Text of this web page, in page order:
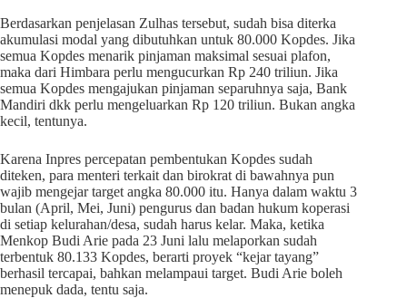
Berdasarkan penjelasan Zulhas tersebut, sudah bisa diterka
akumulasi modal yang dibutuhkan untuk 80.000 Kopdes. Jika
semua Kopdes menarik pinjaman maksimal sesuai plafon,
maka dari Himbara perlu mengucurkan Rp 240 triliun. Jika
semua Kopdes mengajukan pinjaman separuhnya saja, Bank
Mandiri dkk perlu mengeluarkan Rp 120 triliun. Bukan angka
kecil, tentunya.
Karena Inpres percepatan pembentukan Kopdes sudah
diteken, para menteri terkait dan birokrat di bawahnya pun
wajib mengejar target angka 80.000 itu. Hanya dalam waktu 3
bulan (April, Mei, Juni) pengurus dan badan hukum koperasi
di setiap kelurahan/desa, sudah harus kelar. Maka, ketika
Menkop Budi Arie pada 23 Juni lalu melaporkan sudah
terbentuk 80.133 Kopdes, berarti proyek “kejar tayang”
berhasil tercapai, bahkan melampaui target. Budi Arie boleh
menepuk dada, tentu saja.